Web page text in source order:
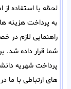
لحظه با استفاده
به پرداخت هزینه
راهنمایی لازم در
شما قرار داده
پرداخت شهریه
های ارتباطی با ما